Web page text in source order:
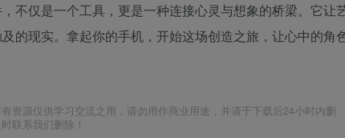
不仅是一个工具，更是一种连接心灵与想象的桥梁。它让
的现实。拿起你的手机，开始这场创造之旅，让心中的角
资源仅供学习交流之用，请勿用作商业用途，并请于下载后24小时内删
联系我们删除！